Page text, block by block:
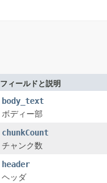
フィールドと説明
body_text
ボディー部
chunkCount
チャンク数
header
ヘッダ